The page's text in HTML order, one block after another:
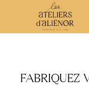
FABRIQUEZ